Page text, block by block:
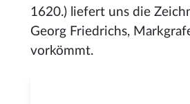
1620.) liefert uns die
Georg Friedrichs,
vorkömmt.